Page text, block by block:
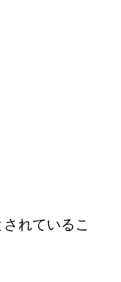
れているこ